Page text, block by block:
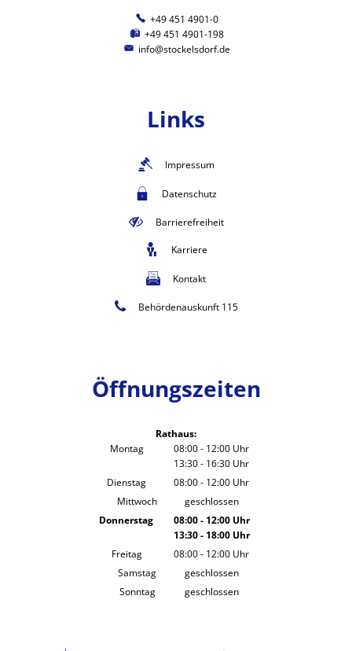
+49 451 4901-0
+49 451 4901-198
info@stockelsdorf.de
Links
Impressum
Datenschutz
Barrierefreiheit
Karriere
Kontakt
Behördenauskunft 115
Öffnungszeiten
Rathaus:
Montag
08:00- 12:00 Uhr
Von 08:00 bis 12:00 Uhr
13:30- 16:30 Uhr
Von 13:30 bis 16:30 Uhr
Dienstag 08:00- 12:00 Uhr
Von 08:00 bis 12:00 Uhr
Mittwoch
geschlossen
Donnerstag
08:00- 12:00Uhr
Von 08:00 bis 12:00 Uhr
13:30- 18:00Uhr
Von 13:30 bis 18:00 Uhr
Freitag 08:00- 12:00 Uhr
Von 08:00 bis 12:00 Uhr
Samstag
geschlossen
Sonntag
geschlossen